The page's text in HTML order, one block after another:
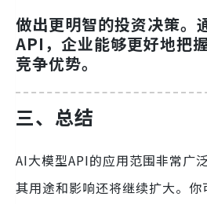
做出更明智的投资决策。
API，企业能够更好地把
竞争优势。
三、总结
AI大模型API的应用范围非常广
其用途和影响还将继续扩大。